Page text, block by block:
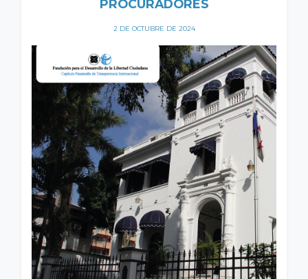
PROCURADORES
2 DE OCTUBRE DE 2024